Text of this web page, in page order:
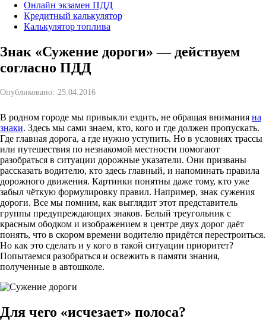
Онлайн экзамен ПДД
Кредитный калькулятор
Калькулятор топлива
Знак «Сужение дороги» — действуем
согласно ПДД
Опубликовано: 25.04.2016
В родном городе мы привыкли ездить, не обращая внимания на
знаки. Здесь мы сами знаем, кто, кого и где должен пропускать.
Где главная дорога, а где нужно уступить. Но в условиях трассы
или путешествия по незнакомой местности помогают
разобраться в ситуации дорожные указатели. Они призваны
рассказать водителю, кто здесь главный, и напоминать правила
дорожного движения. Картинки понятны даже тому, кто уже
забыл чёткую формулировку правил. Например, знак сужения
дороги. Все мы помним, как выглядит этот представитель
группы предупреждающих знаков. Белый треугольник с
красным ободком и изображением в центре двух дорог даёт
понять, что в скором времени водителю придётся перестроиться.
Но как это сделать и у кого в такой ситуации приоритет?
Попытаемся разобраться и освежить в памяти знания,
полученные в автошколе.
Для чего «исчезает» полоса?